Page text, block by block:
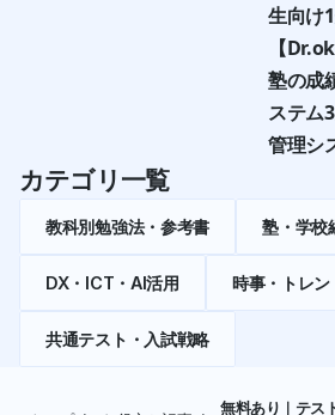
生向け
【
塾の成
ステム
管理シ
カテゴリ一覧
教科別勉強法・参考書 塾・学校
DX・ICT・AI活用 時事・トレン
共通テスト・入試戦略
無料あり｜テス